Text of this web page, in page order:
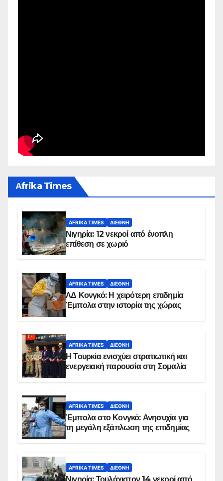
Αfrika Times
AFRIKA TIMES ΔΙΕΘΝΉ
Νιγηρία: 12 νεκροί από ένοπλη
επίθεση σε χωριό
AFRIKA TIMES ΔΙΕΘΝΉ
ΛΔ Κονγκό: Η χειρότερη επιδημία
Έμπολα στην ιστορία της χώρας
AFRIKA TIMES ΔΙΕΘΝΉ
Η Τουρκία ενισχύει στρατιωτική και
ενεργειακή παρουσία στη Σομαλία
AFRIKA TIMES ΔΙΕΘΝΉ
Έμπολα στο Κονγκό: Ανησυχία για
τη μεγάλη εξάπλωση της επιδημίας
AFRIKA TIMES ΔΙΕΘΝΉ
Νιγηρία: Τουλάχιστον 14 νεκροί από